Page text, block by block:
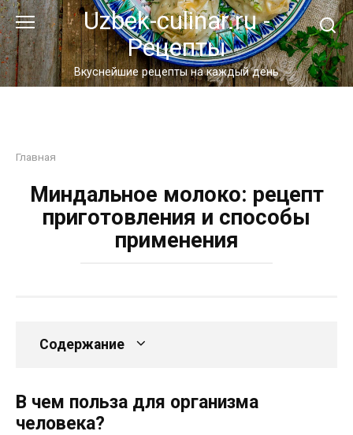
Перейти
к
контенту
Uzbek-culinar.ru -
Рецепты
Вкуснейшие рецепты на каждый день
Главная
Миндальное молоко: рецепт
приготовления и способы
применения
Содержание
В чем польза для организма
человека?